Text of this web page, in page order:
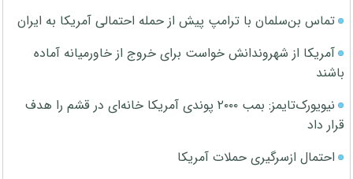
تماس بن‌سلمان با ترامپ پیش از حمله احتمالی آمریکا به ایران
آمریکا از شهروندانش خواست برای خروج از خاورمیانه آماده
باشند
نیویورک‌تایمز: بمب ۲۰۰۰ پوندی آمریکا خانه‌ای در قشم را هدف
قرار داد
احتمال ازسرگیری حملات آمریکا